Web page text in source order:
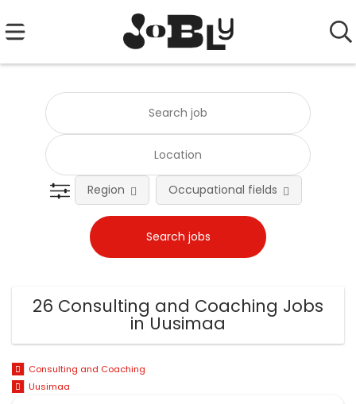
Region Occupational fields
26 Consulting and Coaching Jobs
in Uusimaa
Consulting and Coaching
Uusimaa